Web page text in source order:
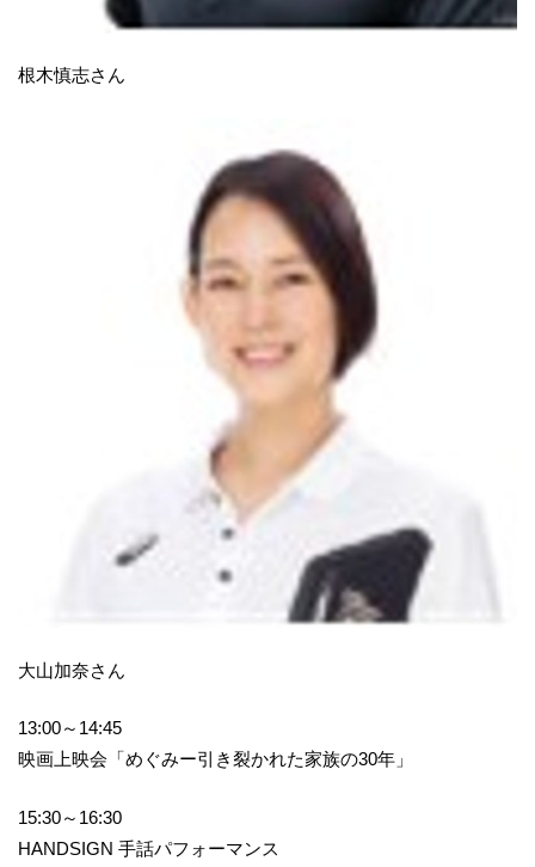
根木慎志さん
大山加奈さん
13:00～14:45
映画上映会「めぐみー引き裂かれた家族の30年」
15:30～16:30
HANDSIGN 手話パフォーマンス